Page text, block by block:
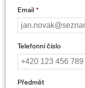
Email
Telefonní číslo
Předmět